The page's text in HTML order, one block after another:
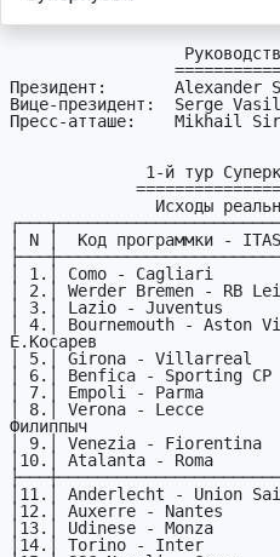
Президент:       Alexander
Вице-президент:  Serge
Пресс-атташе:    Mikhail
│ N │  Код пpогpаммки -
│ 1.│ Como - Cagliari
│ 2.│ Werder Bremen -
│ 3.│ Lazio - Juventus
│ 4.│ Bournemouth -
Е.Косарев
│ 5.│ Girona - Villarreal
│ 6.│ Benfica - Sporting
│ 7.│ Empoli - Parma
│ 8.│ Verona - Lecce
Филиппыч
│ 9.│ Venezia -
│10.│ Atalanta - Roma
│11.│ Anderlecht - Union
│12.│ Auxerre - Nantes
│13.│ Udinese - Monza
│14.│ Torino - Inter